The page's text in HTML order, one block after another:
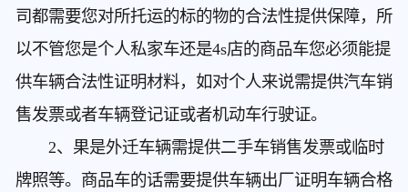
司都需要您对所托运的标的物的合法性提供保障，所
以不管您是个人私家车还是4s店的商品车您必须能提
供车辆合法性证明材料，如对个人来说需提供汽车销
售发票或者车辆登记证或者机动车行驶证。
2、果是外迁车辆需提供二手车销售发票或临时
牌照等。商品车的话需要提供车辆出厂证明车辆合格